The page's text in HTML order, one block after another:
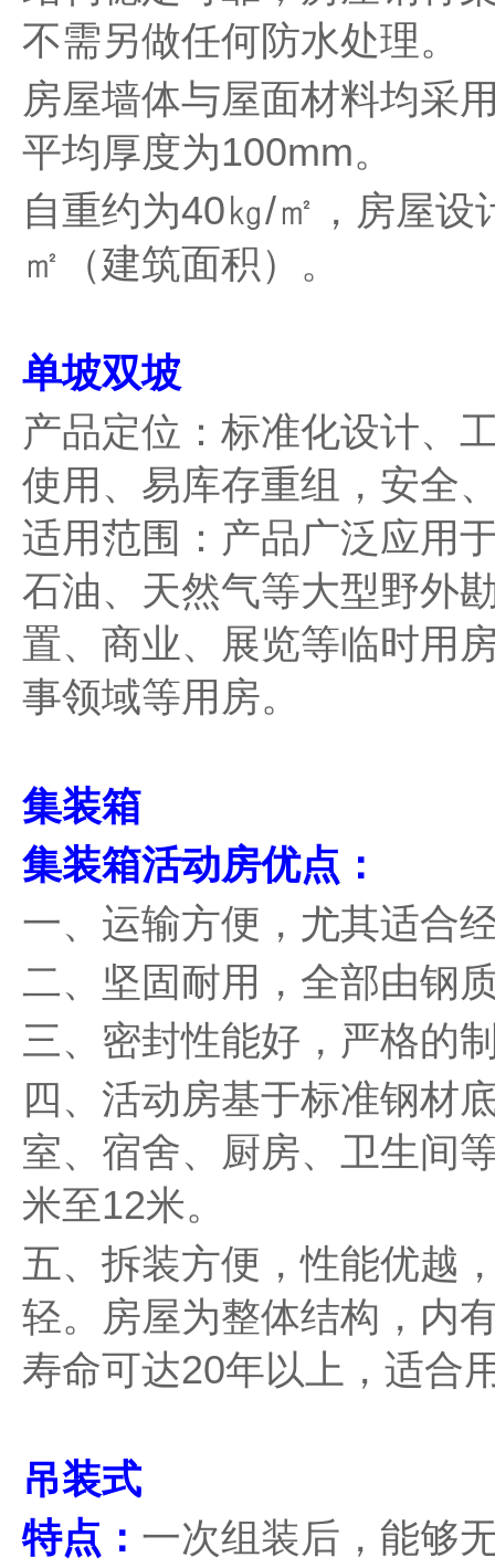
不需另做任何防水处理。
房屋墙体与屋面材料均采
平均厚度为100mm。
自重约为40㎏/㎡，房屋
㎡（建筑面积）。
单坡双坡
产品定位：标准化设计、
使用、易库存重组，安全
适用范围：产品广泛应用
石油、天然气等大型野外
置、商业、展览等临时用
事领域等用房。
集装箱
集装箱活动房优点：
一、运输方便，尤其适合
二、坚固耐用，全部由钢
三、密封性能好，严格的
四、活动房基于标准钢材
室、宿舍、厨房、卫生间
米至12米。
五、拆装方便，性能优越
轻。房屋为整体结构，内
寿命可达20年以上，适合
吊装式
特点： 一次组装后，能够